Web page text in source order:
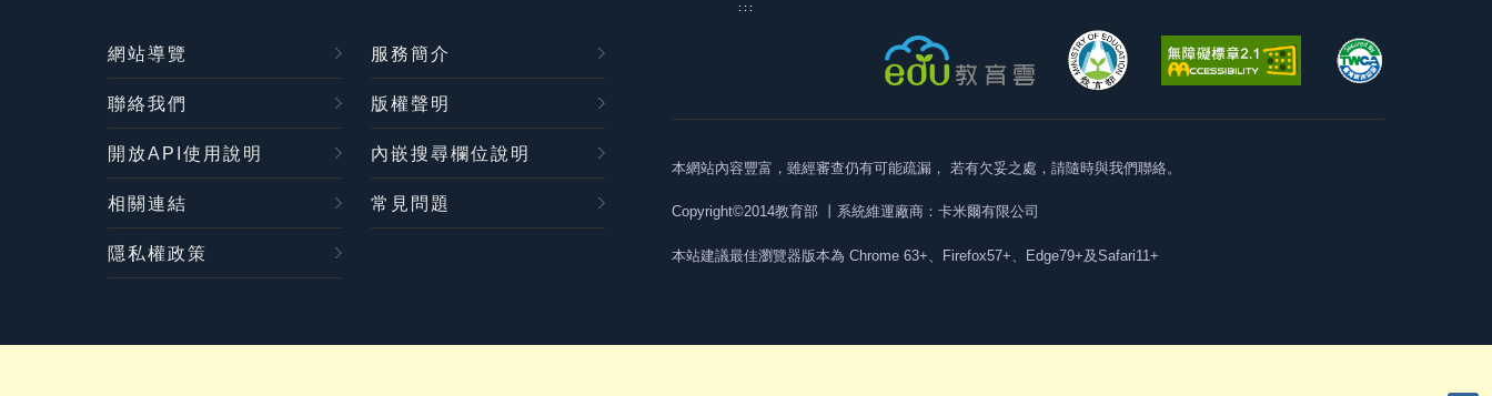
:::
網站導覽 服務簡介
聯絡我們 版權聲明
開放API使用說明 內嵌搜尋欄位說明
相關連結 常見問題
隱私權政策
本網站內容豐富，雖經審查仍有可能疏漏， 若有欠妥之處，請隨時與我們聯絡。
Copyright©2014教育部 丨系統維運廠商：卡米爾有限公司
本站建議最佳瀏覽器版本為 Chrome 63+、Firefox57+、Edge79+及Safari11+